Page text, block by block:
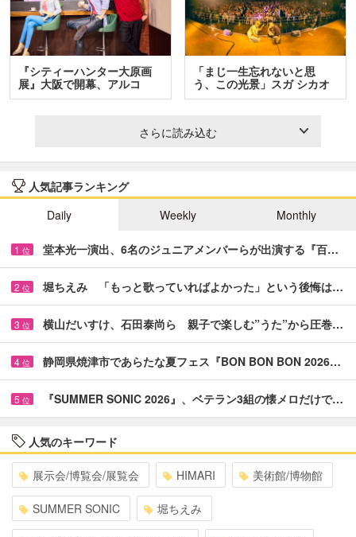
『シティーハンター大原画
展』大阪で開幕、アルコ
＆…
「まじ一生忘れないと思
う、この光景」スガ シカオ
と…
さらに読み込む
人気記事ランキング
Daily
Weekly Monthly
1 位 堂本光一演出、6名のジュニアメンバーらが出演する『百…
2 位 堀ちえみ 「もっと歌っていればよかった」という後悔は…
3 位 横山だいすけ、石田泰尚ら 親子で楽しむ”うた”から圧巻…
4 位 静岡県焼津市であらたな夏フェス『BON BON BON 2026…
5 位 『SUMMER SONIC 2026』、ベテラン3組の懐メロだけで…
人気のキーワード
展示会/博覧会/展覧会 HIMARI 美術館/博物館
SUMMER SONIC 堀ちえみ